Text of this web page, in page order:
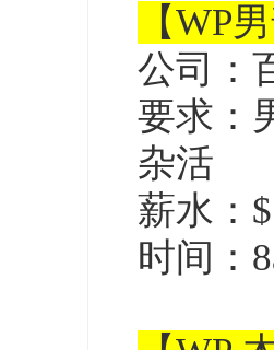
【WP
公司：
要求：
杂活
薪水：
时间：